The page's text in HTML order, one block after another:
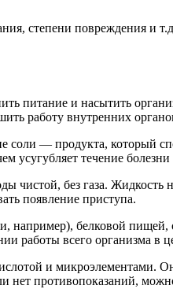
степени повреждения и
питание и насытить
работу внутренних
соли — продукта, который
усугубляет течение
чистой, без газа.
появление приступа.
например), белковой
работы всего организма в
и микроэлементами.
нет противопоказаний,